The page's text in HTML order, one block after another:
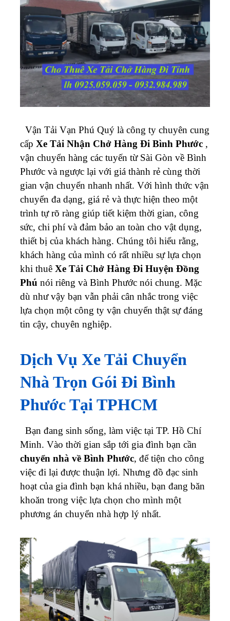
Vận Tải Vạn Phú Quý là công ty chuyên cung
cấp Xe Tải Nhận Chở Hàng Đi Bình Phước ,
vận chuyển hàng các tuyến từ Sài Gòn về Bình
Phước và ngược lại với giá thành rẻ cùng thời
gian vận chuyển nhanh nhất. Với hình thức vận
chuyển đa dạng, giá rẻ và thực hiện theo một
trình tự rõ ràng giúp tiết kiệm thời gian, công
sức, chi phí và đảm bảo an toàn cho vật dụng,
thiết bị của khách hàng. Chúng tôi hiểu rằng,
khách hàng của mình có rất nhiều sự lựa chọn
khi thuê Xe Tải Chở Hàng Đi Huyện Đồng
Phú nói riêng và Bình Phước nói chung. Mặc
dù như vậy bạn vẫn phải cân nhắc trong việc
lựa chọn một công ty vận chuyển thật sự đáng
tin cậy, chuyên nghiệp.
Dịch Vụ Xe Tải Chuyển
Nhà Trọn Gói Đi Bình
Phước Tại TPHCM
Bạn đang sinh sống, làm việc tại TP. Hồ Chí
Minh. Vào thời gian sắp tới gia đình bạn cần
chuyển nhà về Bình Phước, để tiện cho công
việc đi lại được thuận lợi. Nhưng đồ đạc sinh
hoạt của gia đình bạn khá nhiều, bạn đang băn
khoăn trong việc lựa chọn cho mình một
phương án chuyển nhà hợp lý nhất.